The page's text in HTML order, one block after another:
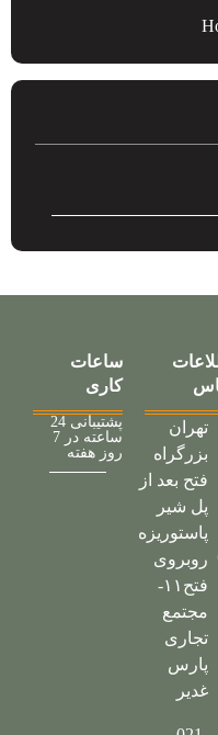
تهران
بزرگراه
فتح بعد از
پل شیر
پاستوریزه
روبروی
فتح۱۱-
مجتمع
تجاری
پارس
غدیر
ساعات
کاری
پشتیبانی 24
ساعته در 7
روز هفته